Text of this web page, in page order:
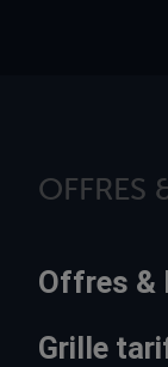
OFFRES
Offres &
Grille